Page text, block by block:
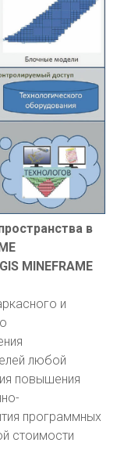
в
MINEFRAME
и
любой
повышения
программных
стоимости